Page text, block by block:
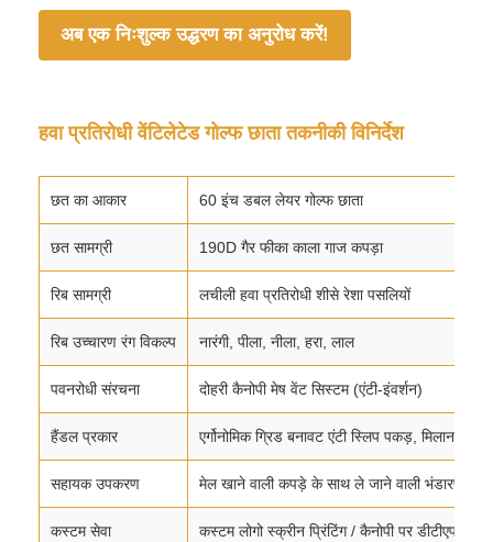
अब एक निःशुल्क उद्धरण का अनुरोध करें!
हवा प्रतिरोधी वेंटिलेटेड गोल्फ छाता तकनीकी विनिर्देश
छत का आकार 60 इंच डबल लेयर गोल्फ छाता
छत सामग्री 190D गैर फीका काला गाज कपड़ा
रिब सामग्री लचीली हवा प्रतिरोधी शीसे रेशा पसलियों
रिब उच्चारण रंग विकल्प नारंगी, पीला, नीला, हरा, लाल
पवनरोधी संरचना दोहरी कैनोपी मेष वेंट सिस्टम (एंटी-इंवर्शन)
हैंडल प्रकार एर्गोनोमिक ग्रिड बनावट एंटी स्लिप पकड़, मिलान
सहायक उपकरण मेल खाने वाली कपड़े के साथ ले जाने वाली भंडारण थैली
कस्टम सेवा कस्टम लोगो स्क्रीन प्रिंटिंग / कैनोपी पर डीटीएफ